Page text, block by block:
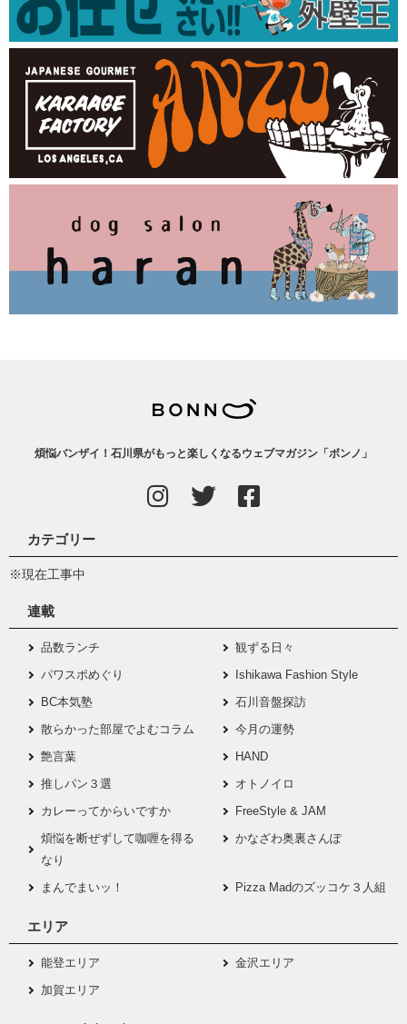
煩悩バンザイ！石川県がもっと楽しくなるウェブマガジン「ボンノ」
カテゴリー
※現在工事中
連載
品数ランチ
観ずる日々
パワスポめぐり
Ishikawa Fashion Style
BC本気塾
石川音盤探訪
散らかった部屋でよむコラム
今月の運勢
艶言葉
HAND
推しパン３選
オトノイロ
カレーってからいですか
FreeStyle & JAM
煩悩を断ぜずして咖喱を得る
なり
かなざわ奥裏さんぽ
まんでまいッ！ Pizza Madのズッコケ３人組
エリア
能登エリア
金沢エリア
加賀エリア